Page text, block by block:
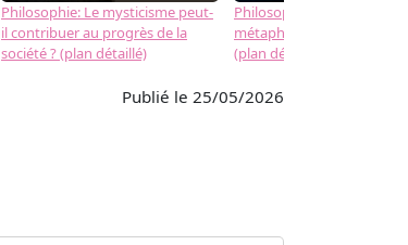
Philosophie: Le mysticisme peut-
il contribuer au progrès de la
société ? (plan détaillé)
Philosophie: Peut-on lier la
métaphysique à la
(plan détaillé)
Publié le 25/05/2026